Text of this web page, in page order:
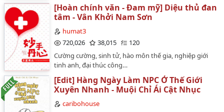
[Hoàn chính văn - Đam mỹ] Diệu thủ đan
tâm - Vân Khởi Nam Sơn
humat3
720,026
38,015
120
Cường cường, sinh tử, hào môn thế gia, nghiệp giới
tinh anh, đại thúc công…
[Edit] Hàng Ngày Làm NPC Ở Thế Giới
Xuyên Nhanh - Muội Chỉ Ái Cật Nhục
caribohouse